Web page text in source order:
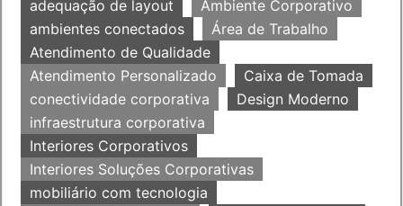
adequação de layout
Ambiente Corporativo
ambientes conectados
Área de Trabalho
Atendimento de Qualidade
Atendimento Personalizado
Caixa de Tomada
conectividade corporativa
Design Moderno
infraestrutura corporativa
Interiores Corporativos
Interiores Soluções Corporativas
mobiliário com tecnologia